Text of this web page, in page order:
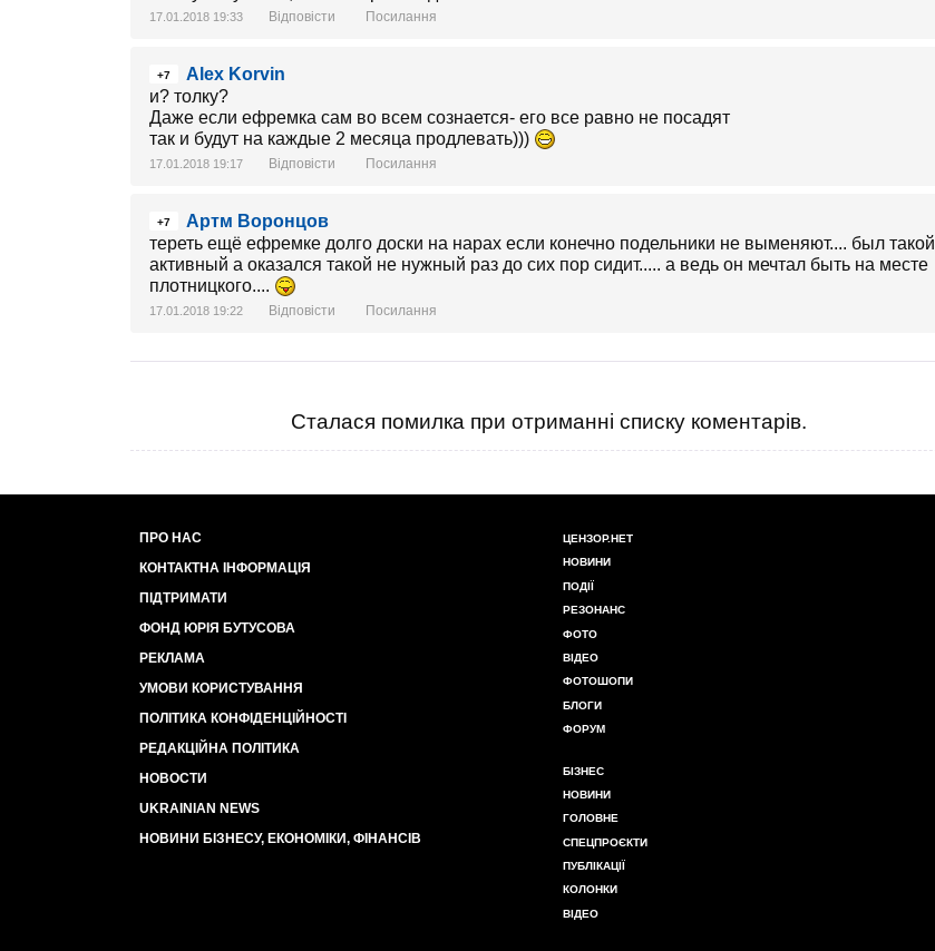
17.01.2018 19:33 Відповісти Посилання
+7
Alex Korvin
и? толку?
Даже если ефремка сам во всем сознается- его все равно не посадят
так и будут на каждые 2 месяца продлевать)))
17.01.2018 19:17 Відповісти Посилання
+7
Артм Воронцов
тереть ещё ефремке долго доски на нарах если конечно подельники не выменяют.... был такой
активный а оказался такой не нужный раз до сих пор сидит..... а ведь он мечтал быть на месте
плотницкого....
17.01.2018 19:22 Відповісти Посилання
Сталася помилка при отриманні списку коментарів.
ПРО НАС
КОНТАКТНА ІНФОРМАЦІЯ
ПІДТРИМАТИ
ФОНД ЮРІЯ БУТУСОВА
РЕКЛАМА
УМОВИ КОРИСТУВАННЯ
ПОЛІТИКА КОНФІДЕНЦІЙНОСТІ
РЕДАКЦІЙНА ПОЛІТИКА
НОВОСТИ
UKRAINIAN NEWS
НОВИНИ БІЗНЕСУ, ЕКОНОМІКИ, ФІНАНСІВ
ЦЕНЗОР.НЕТ
НОВИНИ
ПОДІЇ
РЕЗОНАНС
ФОТО
ВІДЕО
ФОТОШОПИ
БЛОГИ
ФОРУМ
БІЗНЕС
НОВИНИ
ГОЛОВНЕ
СПЕЦПРОЄКТИ
ПУБЛІКАЦІЇ
КОЛОНКИ
ВІДЕО